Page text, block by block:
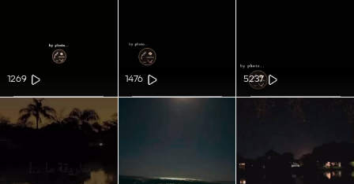
5237
1476
1269